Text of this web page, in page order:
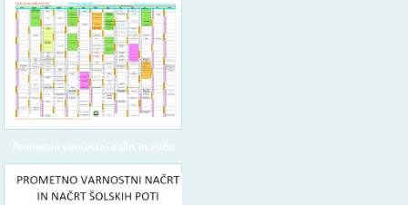
Prometno varnostni načrt in načrt
šolskih poti